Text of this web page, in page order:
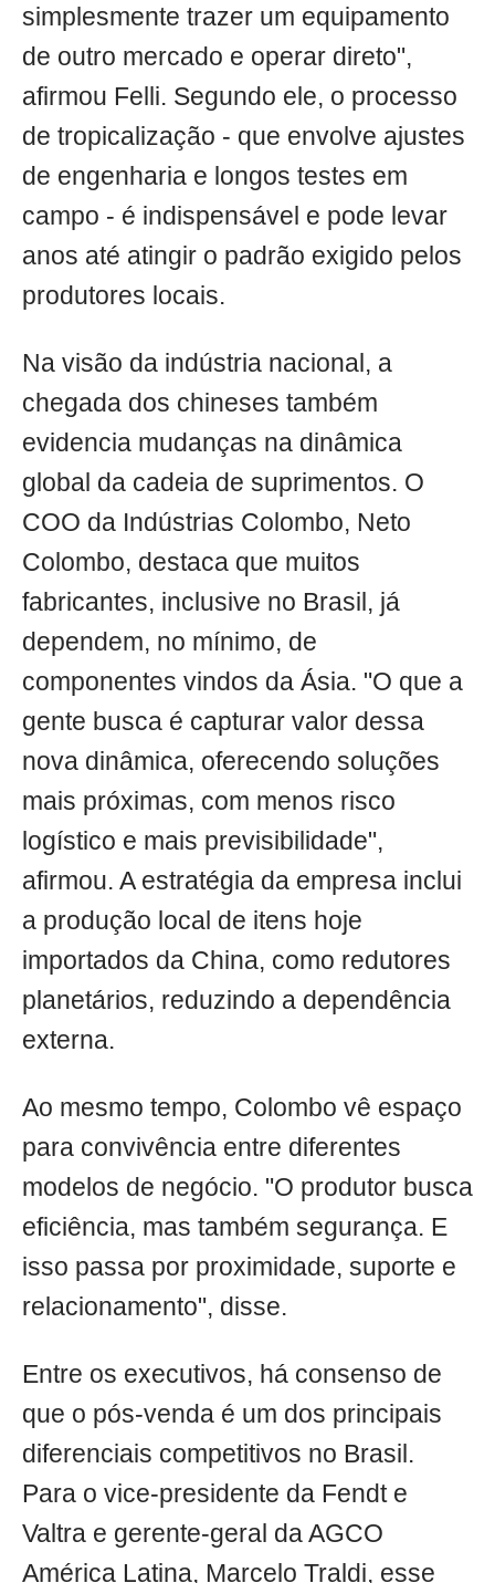
simplesmente trazer um equipamento
de outro mercado e operar direto",
afirmou Felli. Segundo ele, o processo
de tropicalização - que envolve ajustes
de engenharia e longos testes em
campo - é indispensável e pode levar
anos até atingir o padrão exigido pelos
produtores locais.
Na visão da indústria nacional, a
chegada dos chineses também
evidencia mudanças na dinâmica
global da cadeia de suprimentos. O
COO da Indústrias Colombo, Neto
Colombo, destaca que muitos
fabricantes, inclusive no Brasil, já
dependem, no mínimo, de
componentes vindos da Ásia. "O que a
gente busca é capturar valor dessa
nova dinâmica, oferecendo soluções
mais próximas, com menos risco
logístico e mais previsibilidade",
afirmou. A estratégia da empresa inclui
a produção local de itens hoje
importados da China, como redutores
planetários, reduzindo a dependência
externa.
Ao mesmo tempo, Colombo vê espaço
para convivência entre diferentes
modelos de negócio. "O produtor busca
eficiência, mas também segurança. E
isso passa por proximidade, suporte e
relacionamento", disse.
Entre os executivos, há consenso de
que o pós-venda é um dos principais
diferenciais competitivos no Brasil.
Para o vice-presidente da Fendt e
Valtra e gerente-geral da AGCO
América Latina, Marcelo Traldi, esse